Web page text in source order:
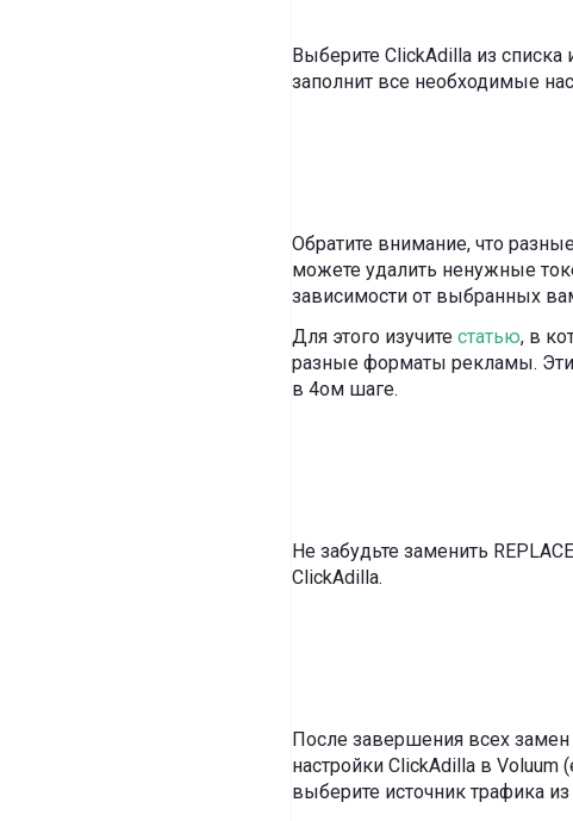
Выберите ClickAdilla из
заполнит все необходимые
Обратите внимание, что
можете удалить ненужные
зависимости от выбранных
Для этого изучите статью, в
разные форматы рекламы. Эти
в 4ом шаге.
Не забудьте заменить
ClickAdilla.
После завершения всех замен
настройки ClickAdilla в Voluum
выберите источник трафика